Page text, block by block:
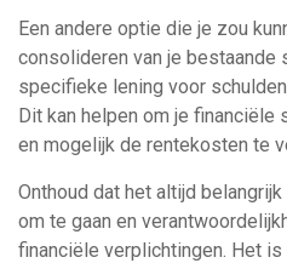
Een andere optie die je zou
consolideren van je bestaande
specifieke lening voor
Dit kan helpen om je financiële
en mogelijk de rentekosten te
Onthoud dat het altijd
om te gaan en
financiële verplichtingen. Het